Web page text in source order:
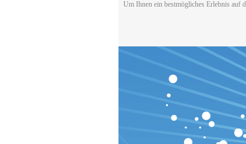
Um Ihnen ein bestmögliches Erlebnis auf